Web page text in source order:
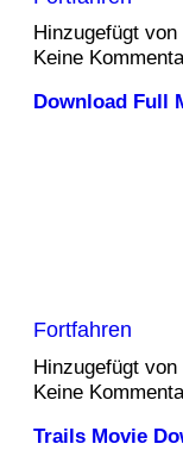
Hinzugefügt von
Keine
Download Full
Fortfahren
Hinzugefügt von
Keine
Trails Movie